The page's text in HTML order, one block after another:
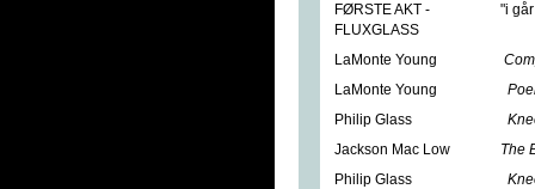
FØRSTE AKT -
FLUXGLASS
"i
LaMonte Young
LaMonte Young
Philip Glass
Jackson Mac Low
The
Philip Glass